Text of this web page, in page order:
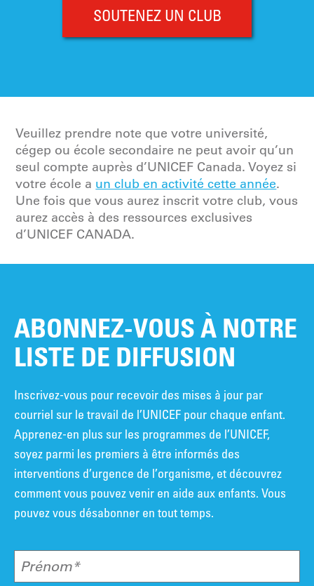
SOUTENEZ UN CLUB
Veuillez prendre note que votre université,
cégep ou école secondaire ne peut avoir qu’un
seul compte auprès d’UNICEF Canada. Voyez si
votre école a un club en activité cette année.
Une fois que vous aurez inscrit votre club, vous
aurez accès à des ressources exclusives
d’UNICEF CANADA.
ABONNEZ-VOUS À NOTRE
LISTE DE DIFFUSION
Inscrivez-vous pour recevoir des mises à jour par
courriel sur le travail de l’UNICEF pour chaque enfant.
Apprenez-en plus sur les programmes de l’UNICEF,
soyez parmi les premiers à être informés des
interventions d’urgence de l’organisme, et découvrez
comment vous pouvez venir en aide aux enfants. Vous
pouvez vous désabonner en tout temps.
Prénom*